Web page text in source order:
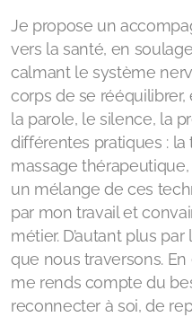
Je propose un
vers la santé, en
calmant le système
corps de se rééquilibrer,
la parole, le silence, la
différentes pratiques :
massage
un mélange de ces
par mon travail et
métier. D’autant plus
que nous traversons.
me rends compte du
reconnecter à soi, de